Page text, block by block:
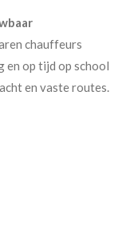
chauffeurs
en op tijd op school
en vaste routes.